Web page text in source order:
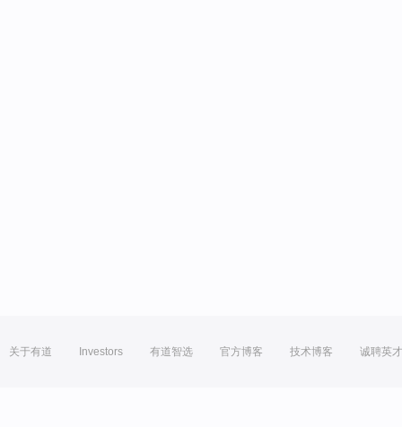
关于有道 Investors 有道智选 官方博客 技术博客 诚聘英才